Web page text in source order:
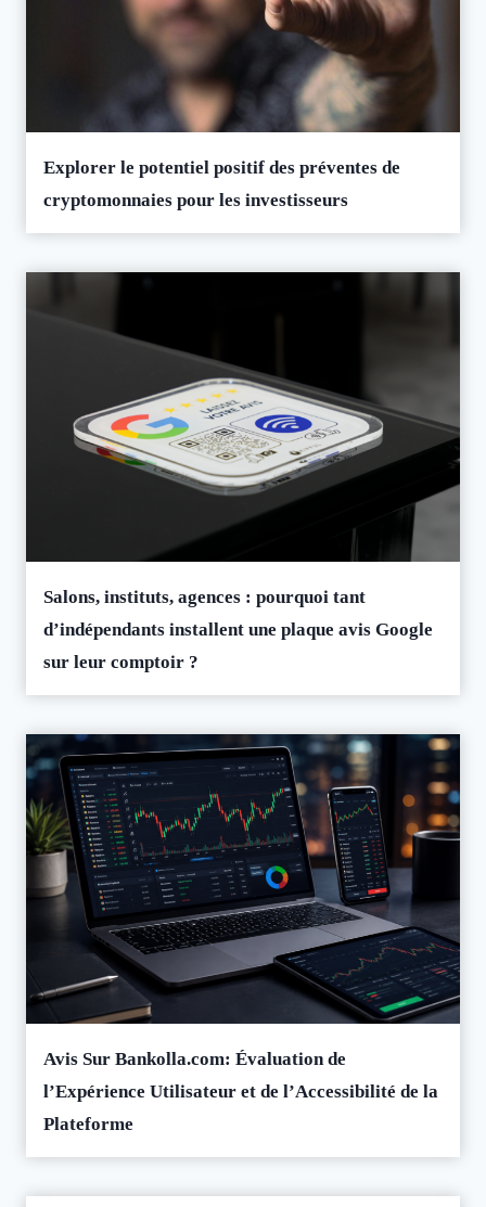
Explorer le potentiel positif des préventes de
cryptomonnaies pour les investisseurs
Salons, instituts, agences : pourquoi tant
d’indépendants installent une plaque avis Google
sur leur comptoir ?
Avis Sur Bankolla.com: Évaluation de
l’Expérience Utilisateur et de l’Accessibilité de la
Plateforme